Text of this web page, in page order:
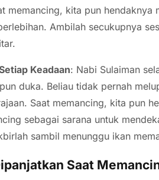
memancing, kita pun hendaknya
Ambilah secukupnya
Keadaan: Nabi Sulaiman
duka. Beliau tidak pernah
Saat memancing, kita pun
sebagai sarana untuk
sambil menunggu ikan
Saat